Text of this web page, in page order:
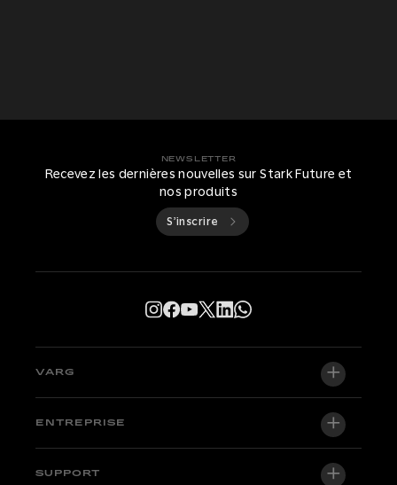
NEWSLETTER
Recevez les dernières nouvelles sur Stark Future et
nos produits
S’inscrire
VARG
VARG EX
ENTREPRISE
À propos de nous
SUPPORT